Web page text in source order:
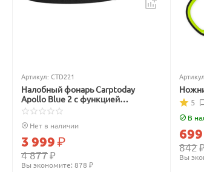
Артикул: CTD221
Налобный фонарь Carptoday
Apollo Blue 2 с функцией
подсвечивания лески синим
светом
Нет в наличии
4 877₽
3 999₽
Вы экономите: 878 ₽
5
В
842
699
Вы